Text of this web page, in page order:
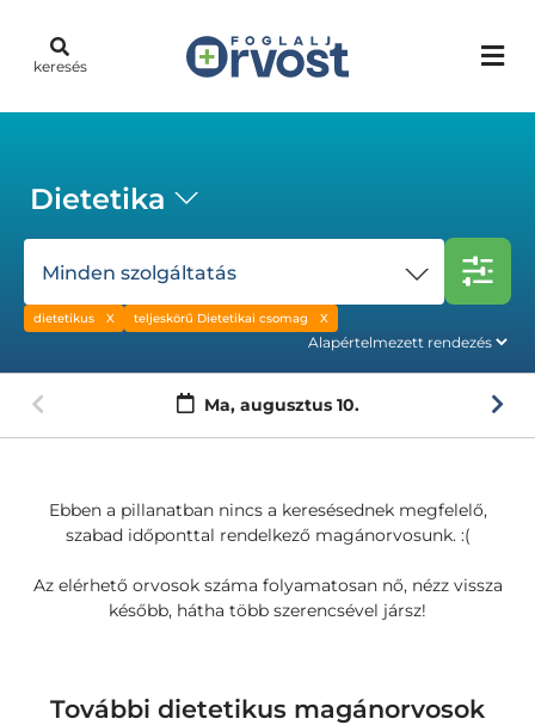
keresés
Dietetika
Minden szolgáltatás
dietetikus teljeskörű Dietetikai csomag
Ma, augusztus 10.
Ebben a pillanatban nincs a keresésednek megfelelő,
szabad időponttal rendelkező magánorvosunk. :(
Az elérhető orvosok száma folyamatosan nő, nézz vissza
később, hátha több szerencsével jársz!
További dietetikus magánorvosok